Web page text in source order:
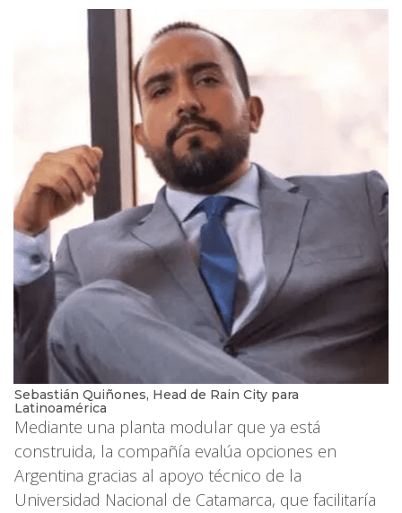
Sebastián Quiñones, Head de Rain City para
Latinoamérica
Mediante una planta modular que ya está
construida, la compañía evalúa opciones en
Argentina gracias al apoyo técnico de la
Universidad Nacional de Catamarca, que facilitaría